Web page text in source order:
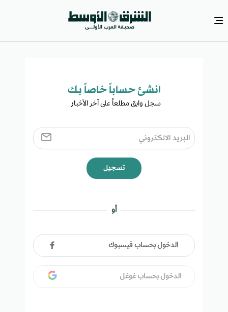
انشئ حساباً خاصاً بك​
سجل وابق مطلعاً على آخر الأخبار ​
تسجيل
أو
الدخول بحساب فيسبوك
الدخول بحساب غوغل